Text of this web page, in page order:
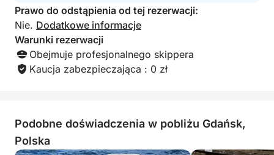
Prawo do odstąpienia od tej rezerwacji:
Nie. Dodatkowe informacje
Warunki rezerwacji
Obejmuje profesjonalnego skippera
Kaucja zabezpieczająca : 0 zł
Podobne doświadczenia w pobliżu Gdańsk,
Polska